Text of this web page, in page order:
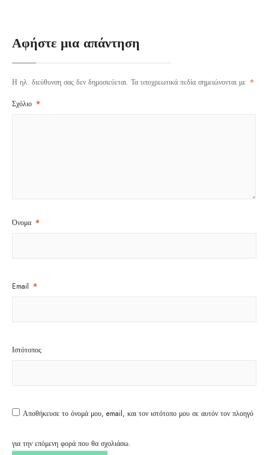
Αφήστε μια απάντηση
Η ηλ. διεύθυνση σας δεν δημοσιεύεται. Τα υποχρεωτικά πεδία σημειώνονται με *
Σχόλιο *
Όνομα *
Email *
Ιστότοπος
Αποθήκευσε το όνομά μου, email, και τον ιστότοπο μου σε αυτόν τον πλοηγό
για την επόμενη φορά που θα σχολιάσω.